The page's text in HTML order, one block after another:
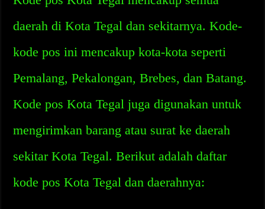
daerah di Kota Tegal dan sekitarnya. Kode-
kode pos ini mencakup kota-kota seperti
Pemalang, Pekalongan, Brebes, dan Batang.
Kode pos Kota Tegal juga digunakan untuk
mengirimkan barang atau surat ke daerah
sekitar Kota Tegal. Berikut adalah daftar
kode pos Kota Tegal dan daerahnya: